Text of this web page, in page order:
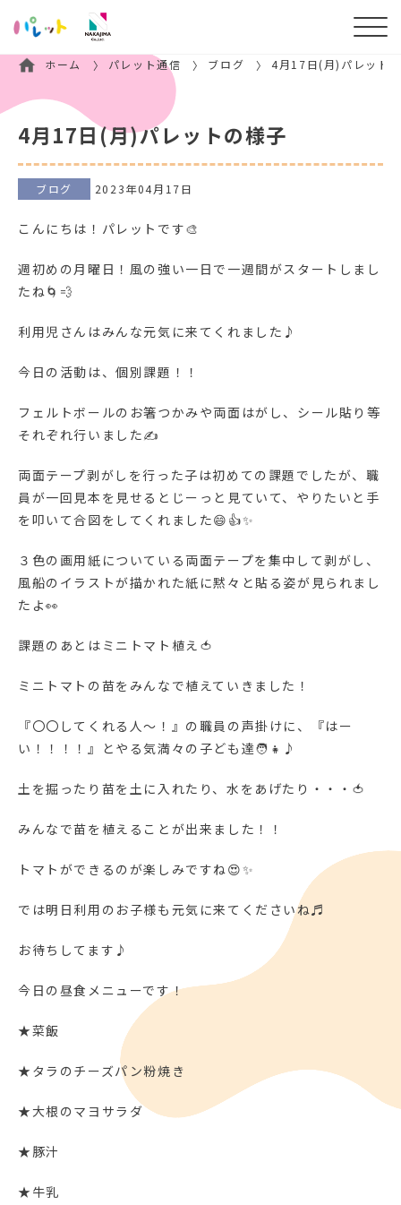
ホーム パレット通信 ブログ 4月17日(月)パレット
4月17日(月)パレットの様子
ブログ 2023年04月17日
こんにちは！パレットです🎨
週初めの月曜日！風の強い一日で一週間がスタートしまし
たね🌀💨
利用児さんはみんな元気に来てくれました♪
今日の活動は、個別課題！！
フェルトボールのお箸つかみや両面はがし、シール貼り等
それぞれ行いました✍
両面テープ剥がしを行った子は初めての課題でしたが、職
員が一回見本を見せるとじーっと見ていて、やりたいと手
を叩いて合図をしてくれました😄👍✨
３色の画用紙についている両面テープを集中して剥がし、
風船のイラストが描かれた紙に黙々と貼る姿が見られまし
たよ👀
課題のあとはミニトマト植え🍅
ミニトマトの苗をみんなで植えていきました！
『〇〇してくれる人～！』の職員の声掛けに、『はー
い！！！！』とやる気満々の子ども達🧑👧♪
土を掘ったり苗を土に入れたり、水をあげたり・・・🍅
みんなで苗を植えることが出来ました！！
トマトができるのが楽しみですね😍✨
では明日利用のお子様も元気に来てくださいね♬
お待ちしてます♪
今日の昼食メニューです！
★菜飯
★タラのチーズパン粉焼き
★大根のマヨサラダ
★豚汁
★牛乳